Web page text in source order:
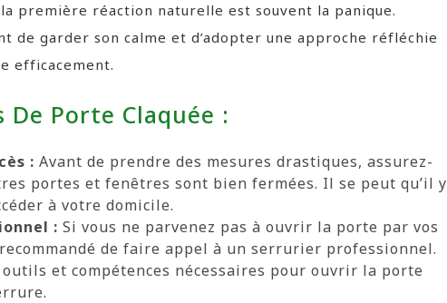
première réaction naturelle est souvent la panique.
de garder son calme et d’adopter une approche réfléchie
efficacement.
De Porte Claquée :
: Avant de prendre des mesures drastiques, assurez-
portes et fenêtres sont bien fermées. Il se peut qu’il y
à votre domicile.
: Si vous ne parvenez pas à ouvrir la porte par vos
de faire appel à un serrurier professionnel.
et compétences nécessaires pour ouvrir la porte